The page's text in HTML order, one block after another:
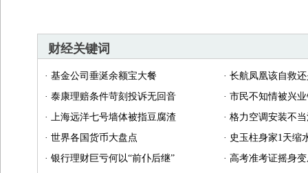
财经关键词
· 基金公司垂涎余额宝大餐 · 长航凤凰该自救
· 泰康理赔条件苛刻投诉无回音 · 市民不知情被兴
· 上海远洋七号墙体被指豆腐渣 · 格力空调安装不
· 世界各国货币大盘点 · 史玉柱身家1天缩
· 银行理财巨亏何以“前仆后继” · 高考准考证摇身